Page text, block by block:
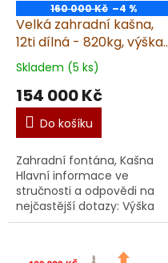
160 000 Kč –4 %
Velká zahradní kašna,
12ti dílná - 820kg, výška
150 cm, šířka 180 cm
SLEVA - 20 000 KČ
KONČÍ 30. 10. 2025
Skladem (5 ks)
154 000 Kč
Do košíku
Zahradní fontána, Kašna
Hlavní informace ve
stručnosti a odpovědi na
nejčastější dotazy: Výška
150 cm. Váha 820 kg.
sloužbou Geis, na bezpečne